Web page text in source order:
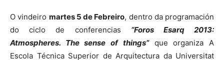
O vindeiro martes 5 de Febreiro, dentro da programación
do ciclo de conferencias “Foros Esarq 2013:
Atmospheres. The sense of things”que organiza A
Escola Técnica Superior de Arquitectura da Universitat